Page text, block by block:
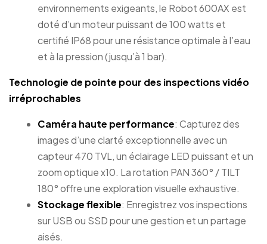
environnements exigeants, le Robot 600AX est
doté d’un moteur puissant de 100 watts et
certifié IP68 pour une résistance optimale à l’eau
et à la pression (jusqu’à 1 bar).
Technologie de pointe pour des inspections vidéo
irréprochables
Caméra haute performance: Capturez des
images d’une clarté exceptionnelle avec un
capteur 470 TVL, un éclairage LED puissant et un
zoom optique x10. La rotation PAN 360° / TILT
180° offre une exploration visuelle exhaustive.
Stockage flexible: Enregistrez vos inspections
sur USB ou SSD pour une gestion et un partage
aisés.